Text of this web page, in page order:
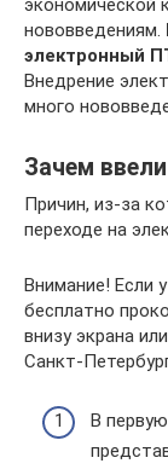
экономической
нововведениям.
электронный
Внедрение
много
Зачем
Причин, из-за
переходе на
Внимание! Если
бесплатно
внизу экрана
Санкт-
В